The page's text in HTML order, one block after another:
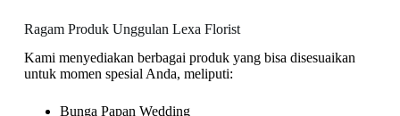
Ragam Produk Unggulan Lexa Florist
Kami menyediakan berbagai produk yang bisa disesuaikan
untuk momen spesial Anda, meliputi:
Bunga Papan Wedding